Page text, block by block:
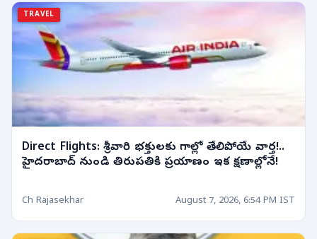
TRAVEL
Direct Flights: శ్రీవారి భక్తులకు గాల్లో తేలిపోయే వార్త!..
హైదరాబాద్ నుండి తిరుపతికి ప్రయాణం ఇక క్షణాల్లోనే!
Ch Rajasekhar August 7, 2026, 6:54 PM IST